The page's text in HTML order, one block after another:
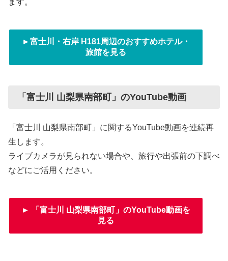
►富士川・右岸 H181周辺のおすすめホテル・
旅館を見る
「富士川 山梨県南部町」のYouTube動画
「富士川 山梨県南部町」に関するYouTube動画を連続再
生します。
ライブカメラが見られない場合や、旅行や出張前の下調べ
などにご活用ください。
► 「富士川 山梨県南部町」のYouTube動画を
見る